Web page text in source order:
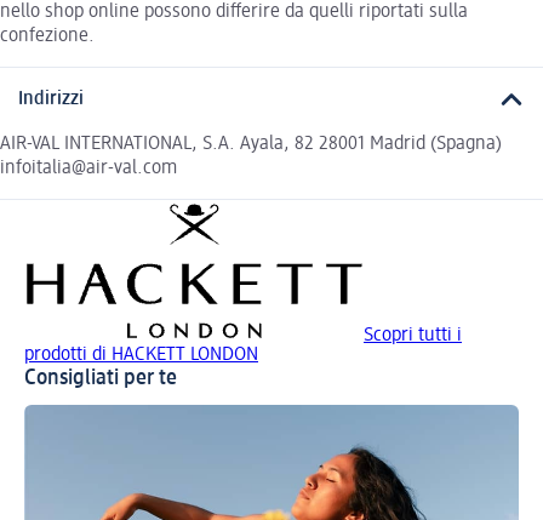
nello shop online possono differire da quelli riportati sulla
confezione.
Indirizzi
AIR-VAL INTERNATIONAL, S.A. Ayala, 82 28001 Madrid (Spagna)
infoitalia@air-val.com
Scopri tutti i
prodotti di HACKETT LONDON
Consigliati per te